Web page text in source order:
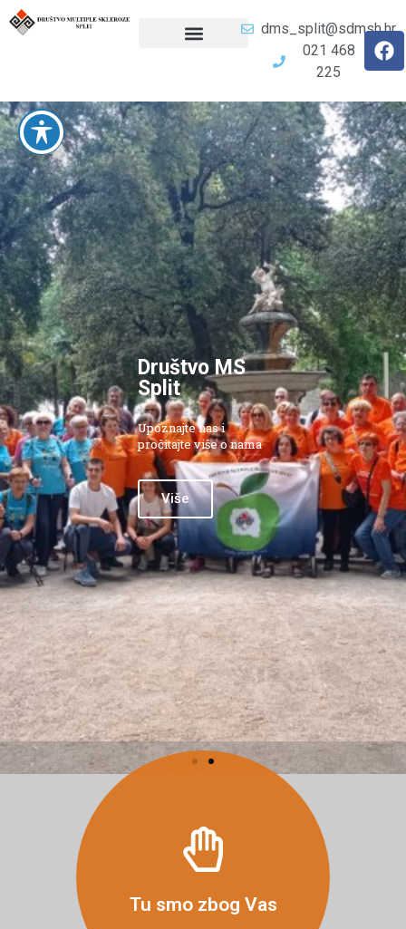
dms_split@sdmsh.hr
021 468
225
Društvo MS
Split
Upoznajte nas i
pročitajte više o nama
Više
Tu smo zbog Vas
Više